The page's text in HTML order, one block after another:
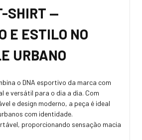
SHIRT —
E ESTILO NO
URBANO
o DNA esportivo da marca com
e versátil para o dia a dia. Com
e design moderno, a peça é ideal
com identidade.
proporcionando sensação macia